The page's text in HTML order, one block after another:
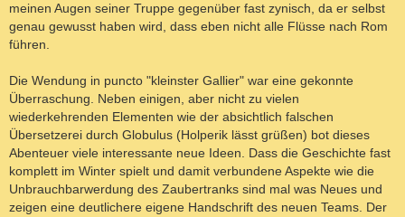
meinen Augen seiner Truppe gegenüber fast zynisch, da er selbst
genau gewusst haben wird, dass eben nicht alle Flüsse nach Rom
führen.
Die Wendung in puncto "kleinster Gallier" war eine gekonnte
Überraschung. Neben einigen, aber nicht zu vielen
wiederkehrenden Elementen wie der absichtlich falschen
Übersetzerei durch Globulus (Holperik lässt grüßen) bot dieses
Abenteuer viele interessante neue Ideen. Dass die Geschichte fast
komplett im Winter spielt und damit verbundene Aspekte wie die
Unbrauchbarwerdung des Zaubertranks sind mal was Neues und
zeigen eine deutlichere eigene Handschrift des neuen Teams. Der